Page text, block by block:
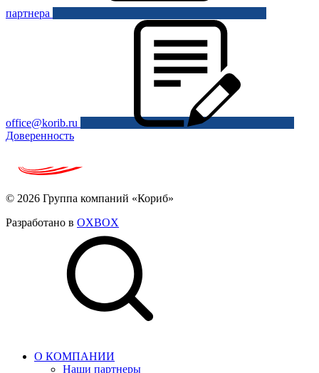
партнера
office@korib.ru
Доверенность
© 2026 Группа компаний «Кориб»
Разработано в OXBOX
О КОМПАНИИ
Наши партнеры